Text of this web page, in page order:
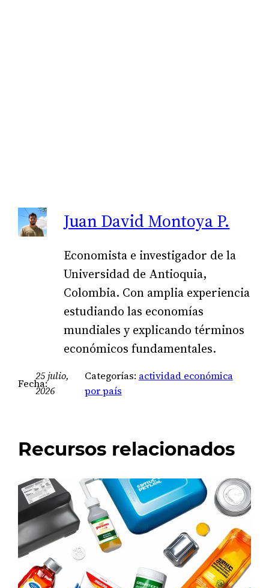
Juan David Montoya P.
Economista e investigador de la
Universidad de Antioquia,
Colombia. Con amplia experiencia
estudiando las economías
mundiales y explicando términos
económicos fundamentales.
Fecha:
25 julio,
2026
Categorías: actividad económica
por país
Recursos relacionados